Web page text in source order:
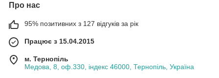
Про нас
95% позитивних з 127 відгуків за рік
Працює з 15.04.2015
м. Тернопіль
Медова, 8, оф.330, індекс 46000, Тернопіль, Україна